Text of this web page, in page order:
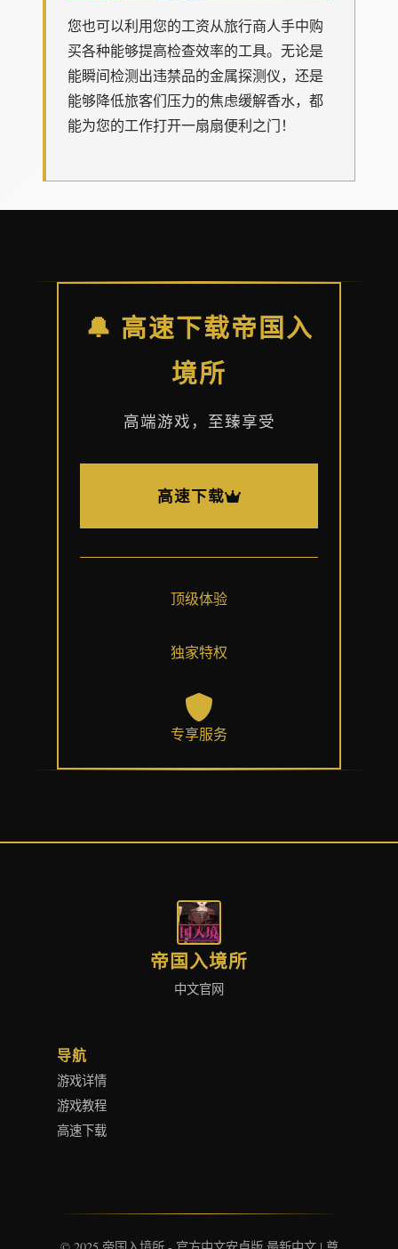
您也可以利用您的工资从旅行商人手中购
买各种能够提高检查效率的工具。无论是
能瞬间检测出违禁品的金属探测仪，还是
能够降低旅客们压力的焦虑缓解香水，都
能为您的工作打开一扇扇便利之门！
🔔 高速下载帝国入
境所
高端游戏，至臻享受
高速下载
顶级体验
独家特权
专享服务
帝国入境所
中文官网
导航
游戏详情
游戏教程
高速下载